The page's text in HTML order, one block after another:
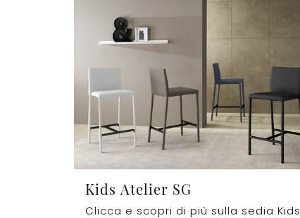
Kids Atelier SG
Clicca e scopri di più sulla sedia Kids